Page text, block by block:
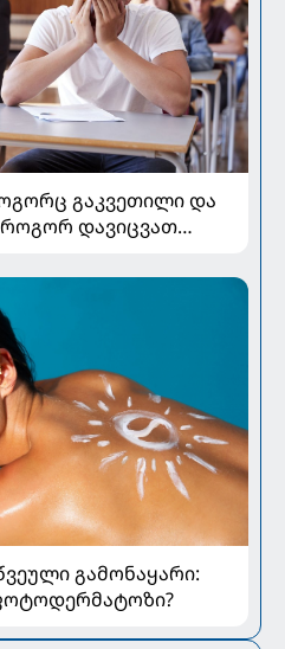
გაკვეთილი და
როგორ დავიცვათ
გამონაყარი: